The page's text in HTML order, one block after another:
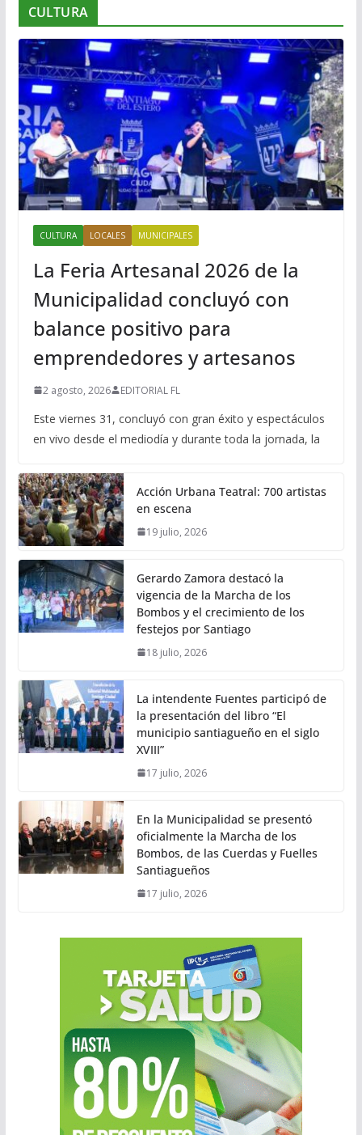
CULTURA
CULTURA LOCALES MUNICIPALES
La Feria Artesanal 2026 de la
Municipalidad concluyó con
balance positivo para
emprendedores y artesanos
2 agosto, 2026 EDITORIAL FL
Este viernes 31, concluyó con gran éxito y espectáculos
en vivo desde el mediodía y durante toda la jornada, la
Acción Urbana Teatral: 700 artistas
en escena
19 julio, 2026
Gerardo Zamora destacó la
vigencia de la Marcha de los
Bombos y el crecimiento de los
festejos por Santiago
18 julio, 2026
La intendente Fuentes participó de
la presentación del libro “El
municipio santiagueño en el siglo
XVIII”
17 julio, 2026
En la Municipalidad se presentó
oficialmente la Marcha de los
Bombos, de las Cuerdas y Fuelles
Santiagueños
17 julio, 2026